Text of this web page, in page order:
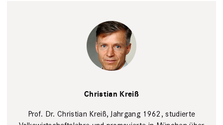
Christian Kreiß
Prof. Dr. Christian Kreiß, Jahrgang 1962, studierte